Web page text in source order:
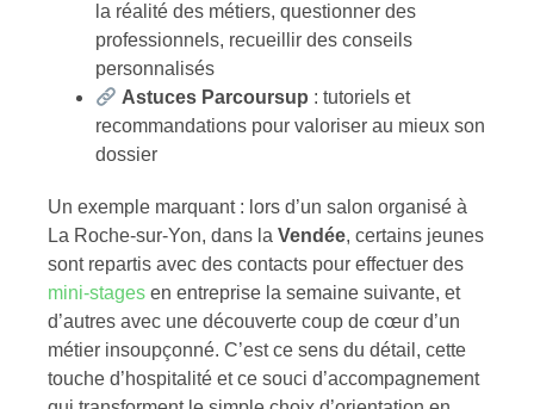
la réalité des métiers, questionner des
professionnels, recueillir des conseils
personnalisés
Astuces Parcoursup : tutoriels et
recommandations pour valoriser au mieux son
dossier
Un exemple marquant : lors d’un salon organisé à
La Roche-sur-Yon, dans la Vendée, certains jeunes
sont repartis avec des contacts pour effectuer des
mini-stages en entreprise la semaine suivante, et
d’autres avec une découverte coup de cœur d’un
métier insoupçonné. C’est ce sens du détail, cette
touche d’hospitalité et ce souci d’accompagnement